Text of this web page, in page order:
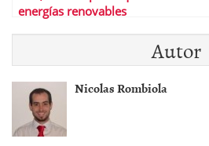
energías renovables
Autor
Nicolas Rombiola